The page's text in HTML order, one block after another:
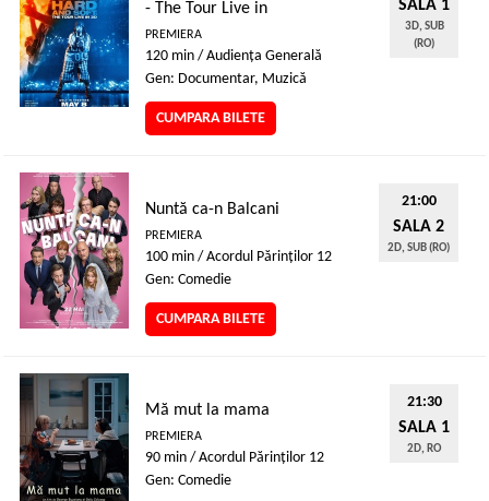
- The Tour Live in
PREMIERA
120 min / Audienţa Generală
Gen: Documentar, Muzică
CUMPARA BILETE
SALA 1
3D, SUB
(RO)
Nuntă ca-n Balcani
PREMIERA
100 min / Acordul Părinţilor 12
Gen: Comedie
CUMPARA BILETE
21:00
SALA 2
2D, SUB (RO)
Mă mut la mama
PREMIERA
90 min / Acordul Părinţilor 12
Gen: Comedie
21:30
SALA 1
2D, RO